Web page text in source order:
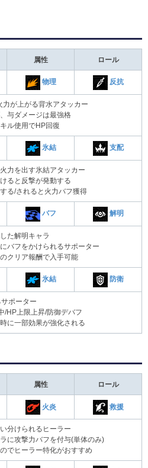
属性 ロール
物理 反抗
力が上がる背水アタッカー
与ダメージは最強格
ル使用でHP回復
氷結 支配
力を出す氷結アタッカー
ると反撃が発動する
る/されると火力バフ獲得
バフ 解明
た解明キャラ
バフをかけられるサポーター
クリア報酬で入手可能
氷結 防衛
サポーター
/HP上限上昇/防御デバフ
に一部効果が強化される
属性 ロール
火炎 救援
分けられるヒーラー
に攻撃力バフを付与(単体のみ)
でヒーラー特化がおすすめ